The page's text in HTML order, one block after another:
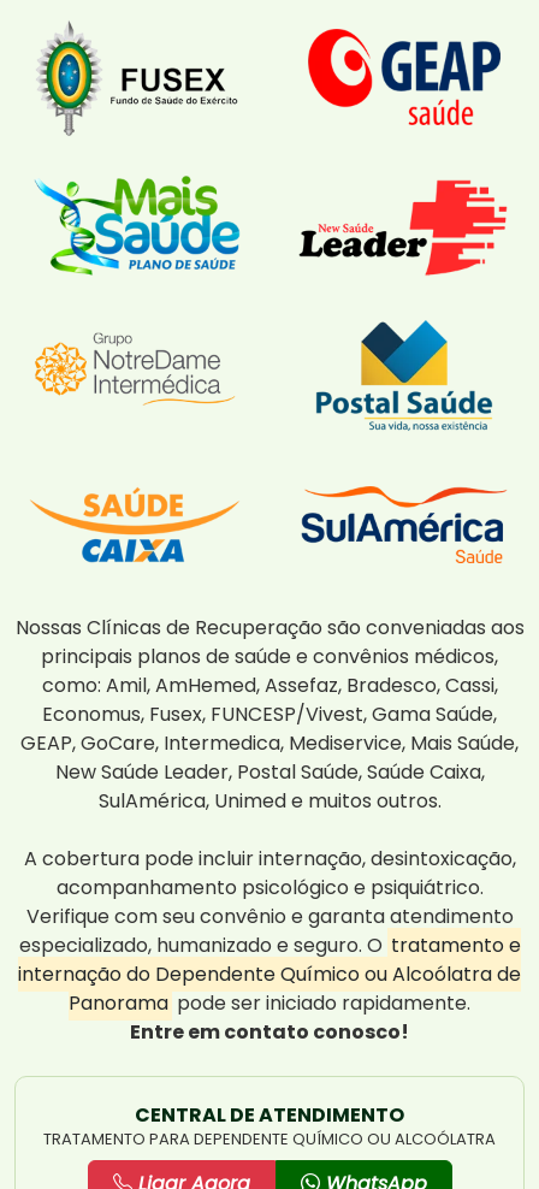
Nossas Clínicas de Recuperação são conveniadas aos
principais planos de saúde e convênios médicos,
como: Amil, AmHemed, Assefaz, Bradesco, Cassi,
Economus, Fusex, FUNCESP/Vivest, Gama Saúde,
GEAP, GoCare, Intermedica, Mediservice, Mais Saúde,
New Saúde Leader, Postal Saúde, Saúde Caixa,
SulAmérica, Unimed e muitos outros.
A cobertura pode incluir internação, desintoxicação,
acompanhamento psicológico e psiquiátrico.
Verifique com seu convênio e garanta atendimento
especializado, humanizado e seguro. O tratamento e
internação do Dependente Químico ou Alcoólatra de
Panorama pode ser iniciado rapidamente.
Entre em contato conosco!
CENTRAL DE ATENDIMENTO
TRATAMENTO PARA DEPENDENTE QUÍMICO OU ALCOÓLATRA